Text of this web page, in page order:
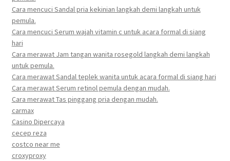
Cara mencuci Sandal pria kekinian langkah demi langkah untuk
pemula.
Cara mencuci Serum wajah vitamin c untuk acara formal di siang
hari
Cara merawat Jam tangan wanita rosegold langkah demi langkah
untuk pemula.
Cara merawat Sandal teplek wanita untuk acara formal di siang hari
Cara merawat Serum retinol pemula dengan mudah.
Cara merawat Tas pinggang pria dengan mudah.
carmax
Casino Dipercaya
cecep reza
costco near me
croxyproxy